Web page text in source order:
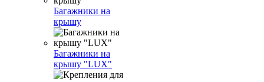
Багажники на
крышу
Багажники на
крышу "LUX"